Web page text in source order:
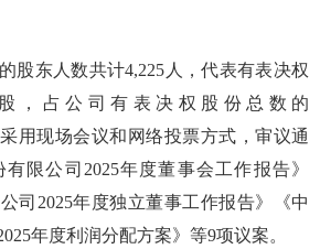
东人数共计4,225人，代表有表决权
股，占公司有表决权股份总数的
用现场会议和网络投票方式，审议通
限公司2025年度董事会工作报告》
司2025年度独立董事工作报告》《中
年度利润分配方案》等9项议案。